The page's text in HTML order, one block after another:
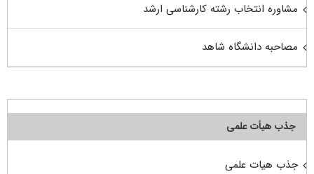
مشاوره انتخاب رشته کارشناسی ارشد
مصاحبه دانشگاه شاهد
جذب هیأت علمی
جذب هیات علمی